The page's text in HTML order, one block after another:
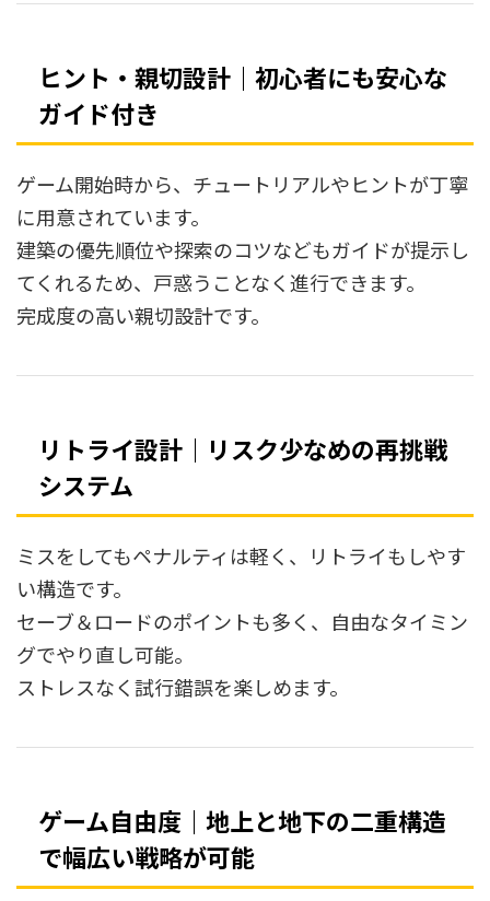
ヒント・親切設計｜初心者にも安心な
ガイド付き
ゲーム開始時から、チュートリアルやヒントが丁寧
に用意されています。
建築の優先順位や探索のコツなどもガイドが提示し
てくれるため、戸惑うことなく進行できます。
完成度の高い親切設計です。
リトライ設計｜リスク少なめの再挑戦
システム
ミスをしてもペナルティは軽く、リトライもしやす
い構造です。
セーブ＆ロードのポイントも多く、自由なタイミン
グでやり直し可能。
ストレスなく試行錯誤を楽しめます。
ゲーム自由度｜地上と地下の二重構造
で幅広い戦略が可能